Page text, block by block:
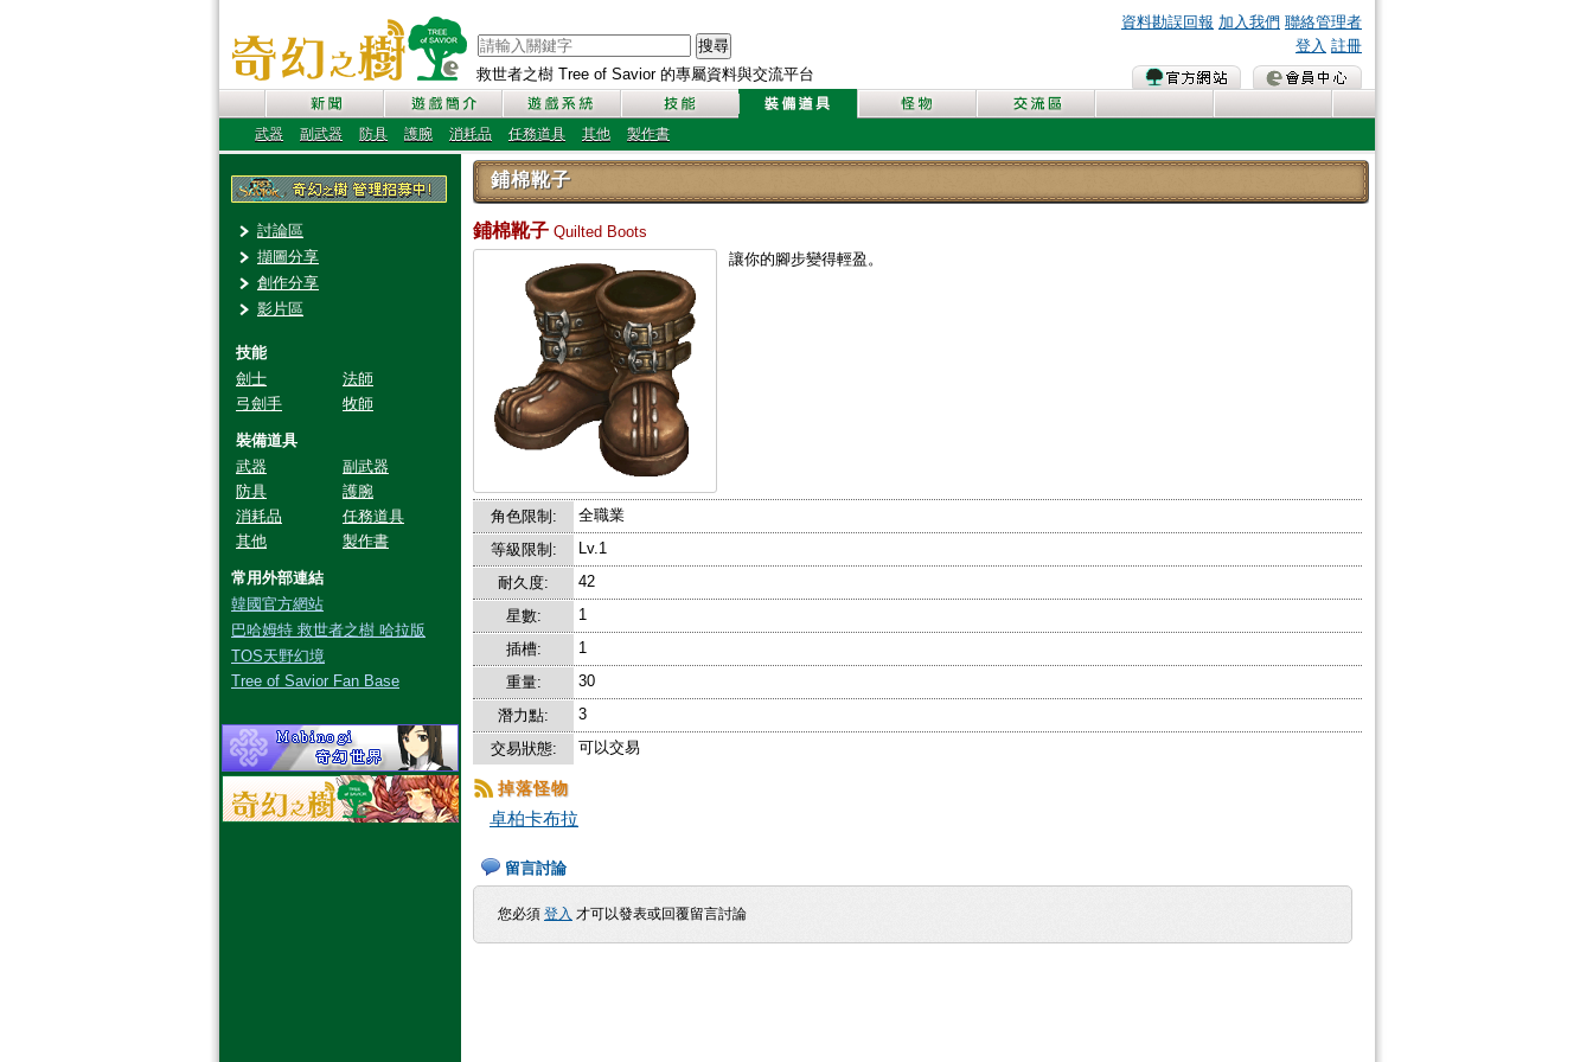
救世者之樹 Tree of Savior 的專屬資料與交流平台
搜尋
資料勘誤回報 加入我們 聯絡管理者
登入 註冊
武器 副武器 防具 護腕 消耗品 任務道具 其他 製作書
討論區
擷圖分享
創作分享
影片區
技能
劍士
法師
弓劍手
牧師
裝備道具
武器
副武器
防具
護腕
消耗品
任務道具
其他
製作書
常用外部連結
韓國官方網站
巴哈姆特 救世者之樹 哈拉版
TOS天野幻境
Tree of Savior Fan Base
鋪棉靴子
鋪棉靴子 Quilted Boots
讓你的腳步變得輕盈。
角色限制:
全職業
等級限制:
Lv.1
耐久度:
42
星數:
1
插槽:
1
重量:
30
潛力點:
3
交易狀態:
可以交易
掉落怪物
卓柏卡布拉
留言討論
您必須 登入 才可以發表或回覆留言討論